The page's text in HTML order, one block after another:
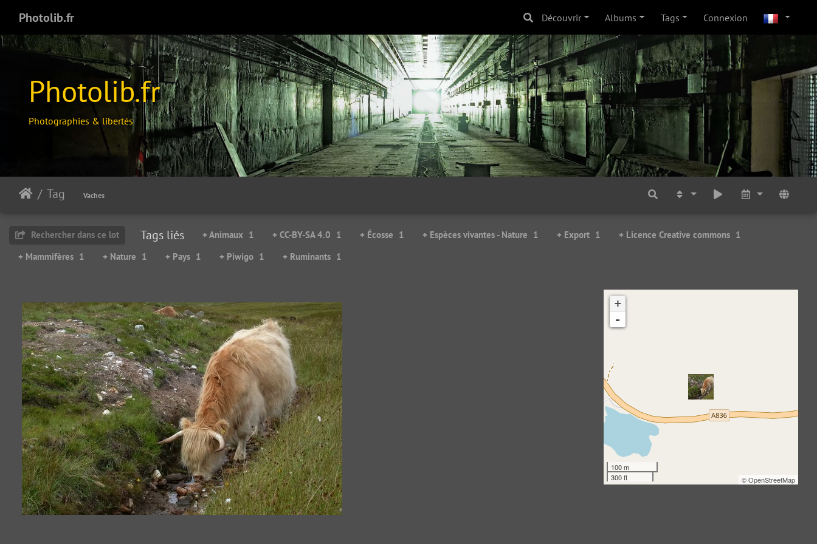
Photolib.fr Découvrir Albums Tags Connexion
Photolib.fr
Photographies & libertés
Tag Vaches
Rechercher dans ce lot Tags liés + Animaux 1 + CC-BY-SA 4.0 1 + Écosse 1 + Espèces vivantes - Nature 1 + Export 1 + Licence Creative commons 1
+ Mammifères 1 + Nature 1 + Pays 1 + Piwigo 1 + Ruminants 1
+
-
100 m
300 ft
©OpenStreetMap